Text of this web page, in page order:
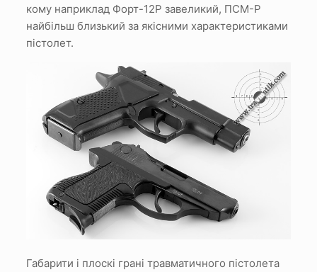
кому наприклад Форт-12Р завеликий, ПСМ-Р
найбільш близький за якісними характеристиками
пістолет.
Габарити і плоскі грані травматичного пістолета